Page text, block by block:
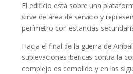
El edificio está sobre una
sirve de área de servicio y
perímetro con estancias
Hacia el final de la guerra de
sublevaciones ibéricas contra la
complejo es demolido y en las